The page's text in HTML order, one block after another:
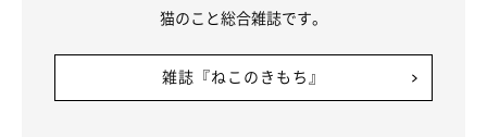
猫のこと総合雑誌です。
雑誌『ねこのきもち』